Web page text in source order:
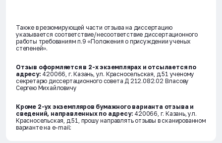
Также в резюмирующей части отзыва на диссертацию
указывается соответствие/несоответствие диссертационного
работы требованиям п.9 «Положения о присуждении ученых
степеней».
Отзыв оформляется в 2-х экземплярах и отсылается по
адресу: 420066, г. Казань, ул. Красносельская, д.51 ученому
секретарю диссертационного совета Д 212.082.02 Власову
Сергею Михайловичу
Кроме 2-ух экземпляров бумажного варианта отзыва и
сведений, направленных по адресу: 420066, г. Казань, ул.
Красносельская, д.51, прошу направлять отзывы в сканированном
варианте на e-mail: